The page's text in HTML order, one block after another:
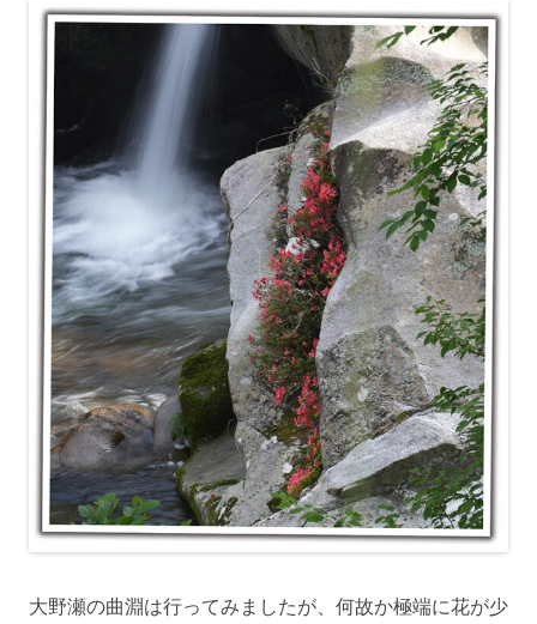
大野瀬の曲淵は行ってみましたが、何故か極端に花が少